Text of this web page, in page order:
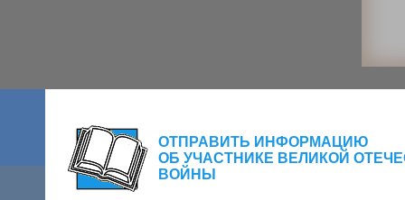
ОТПРАВИТЬ ИНФОРМАЦИЮ
ОБ УЧАСТНИКЕ ВЕЛИКОЙ
ВОЙНЫ